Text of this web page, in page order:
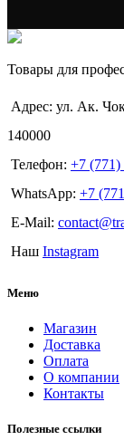
Товары для
Адрес: ул. Ак.
140000
Телефон: +7 (771)
WhatsApp: +7
E-Mail:
Наш Instagram
Меню
Магазин
Доставка
Оплата
О компании
Контакты
Полезные ссылки